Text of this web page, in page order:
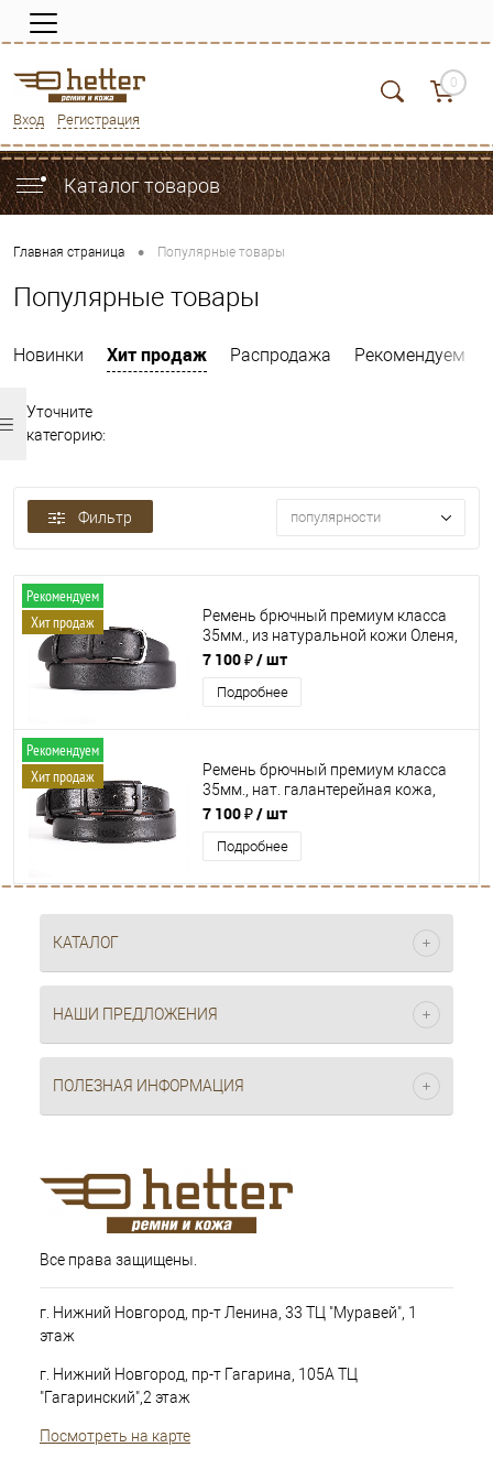
Вход Регистрация
0
Каталог товаров
Главная страница • Популярные товары
Популярные товары
Новинки Хит продаж Распродажа Рекомендуем
Уточните
категорию:
Фильтр популярности
Рекомендуем
Хит продаж
Ремень брючный премиум класса
35мм., из натуральной кожи Оленя,
DРМ-КК-35-00119
7 100 ₽/ шт
Подробнее
Рекомендуем
Хит продаж
Ремень брючный премиум класса
35мм., нат. галантерейная кожа,
DРМ-КК-35-00116
7 100 ₽/ шт
Подробнее
КАТАЛОГ
НАШИ ПРЕДЛОЖЕНИЯ
ПОЛЕЗНАЯ ИНФОРМАЦИЯ
Все права защищены.
г. Нижний Новгород, пр-т Ленина, 33 ТЦ "Муравей", 1
этаж
г. Нижний Новгород, пр-т Гагарина, 105А ТЦ
"Гагаринский",2 этаж
Посмотреть на карте